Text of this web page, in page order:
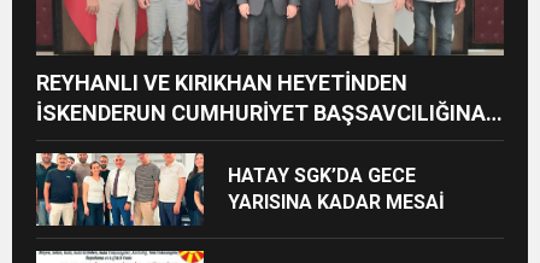
REYHANLI VE KIRIKHAN HEYETİNDEN
İSKENDERUN CUMHURİYET BAŞSAVCILIĞINA
ZİYARET
HATAY SGK’DA GECE
YARISINA KADAR MESAİ